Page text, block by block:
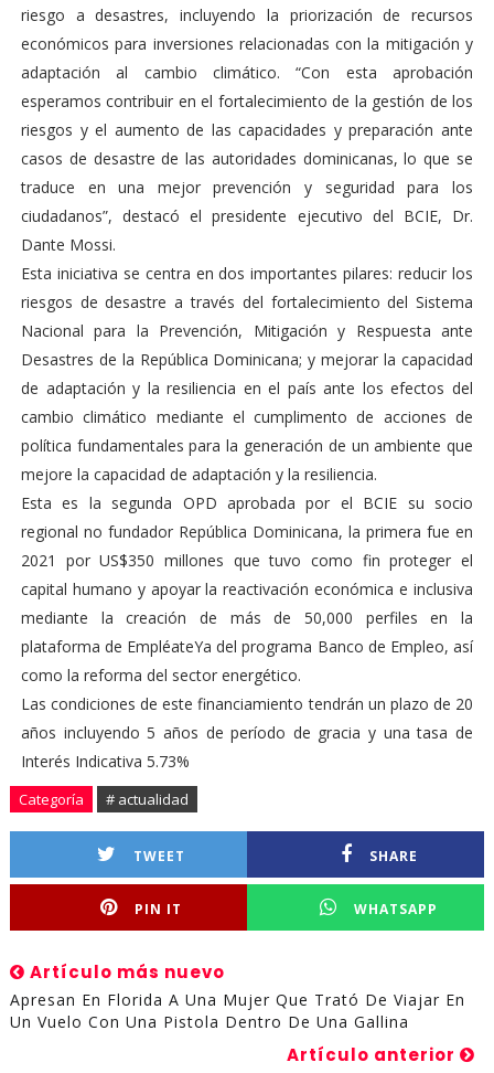
riesgo a desastres, incluyendo la priorización de recursos
económicos para inversiones relacionadas con la mitigación y
adaptación al cambio climático. “Con esta aprobación
esperamos contribuir en el fortalecimiento de la gestión de los
riesgos y el aumento de las capacidades y preparación ante
casos de desastre de las autoridades dominicanas, lo que se
traduce en una mejor prevención y seguridad para los
ciudadanos”, destacó el presidente ejecutivo del BCIE, Dr.
Dante Mossi.
Esta iniciativa se centra en dos importantes pilares: reducir los
riesgos de desastre a través del fortalecimiento del Sistema
Nacional para la Prevención, Mitigación y Respuesta ante
Desastres de la República Dominicana; y mejorar la capacidad
de adaptación y la resiliencia en el país ante los efectos del
cambio climático mediante el cumplimento de acciones de
política fundamentales para la generación de un ambiente que
mejore la capacidad de adaptación y la resiliencia.
Esta es la segunda OPD aprobada por el BCIE su socio
regional no fundador República Dominicana, la primera fue en
2021 por US$350 millones que tuvo como fin proteger el
capital humano y apoyar la reactivación económica e inclusiva
mediante la creación de más de 50,000 perfiles en la
plataforma de EmpléateYa del programa Banco de Empleo, así
como la reforma del sector energético.
Las condiciones de este financiamiento tendrán un plazo de 20
años incluyendo 5 años de período de gracia y una tasa de
Interés Indicativa 5.73%
Categoría # actualidad
TWEET SHARE
PIN IT WHATSAPP
Artículo más nuevo
Apresan En Florida A Una Mujer Que Trató De Viajar En
Un Vuelo Con Una Pistola Dentro De Una Gallina
Artículo anterior